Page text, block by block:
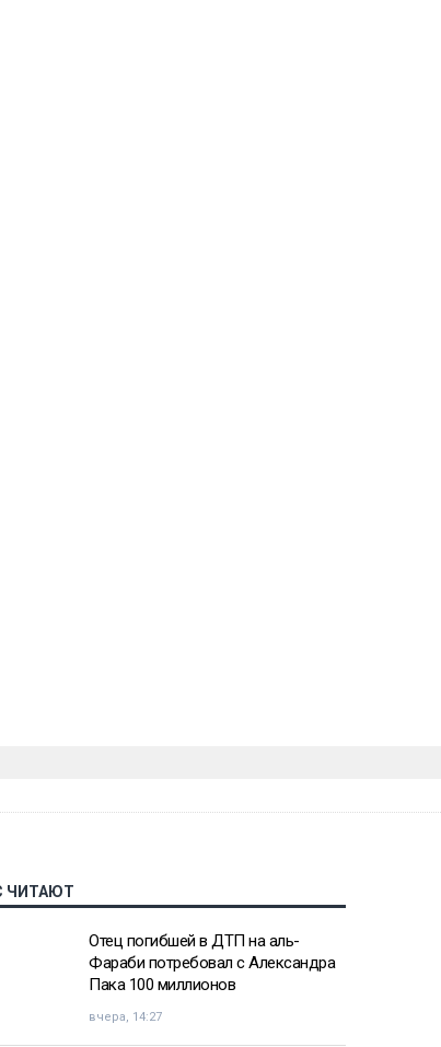
ЧИТАЮТ
Отец погибшей в ДТП на аль-
Фараби потребовал с Александра
Пака 100 миллионов
вчера, 14:27